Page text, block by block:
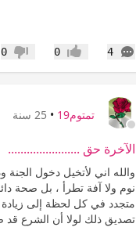
4
التعليقات إعجاب0 عدم 0
تمتوم19 • 25 سنة
الآخرة حق .......................
والله اني لأتخيل دخول
نوم ولا آفة تطرأ ، بل صحة
متجدد في كل لحظة إلى زيادة
تصديق ذلك لولا أن الشرع قد